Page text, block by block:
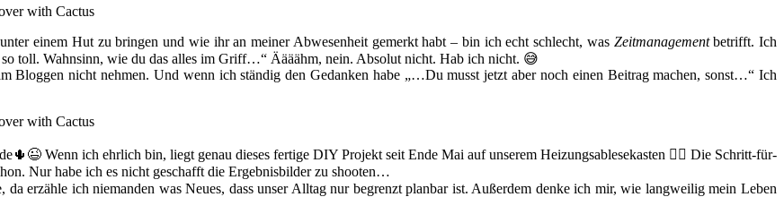
einem Hut zu bringen und wie ihr an meiner Abwesenheit gemerkt habt – bin ich echt schlecht, was Zeitmanagementbetrifft. Ich
toll. Wahnsinn, wie du das alles im Griff…“ Äääähm, nein. Absolut nicht. Hab ich nicht. 😅
Bloggen nicht nehmen. Und wenn ich ständig den Gedanken habe „…Du musst jetzt aber noch einen Beitrag machen, sonst…“ Ich
Wenn ich ehrlich bin, liegt genau dieses fertige DIY Projekt seit Ende Mai auf unserem Heizungsablesekasten 🤦‍♀️ Die Schritt-für-
Nur habe ich es nicht geschafft die Ergebnisbilder zu shooten…
erzähle ich niemanden was Neues, dass unser Alltag nur begrenzt planbar ist. Außerdem denke ich mir, wie langweilig mein Leben